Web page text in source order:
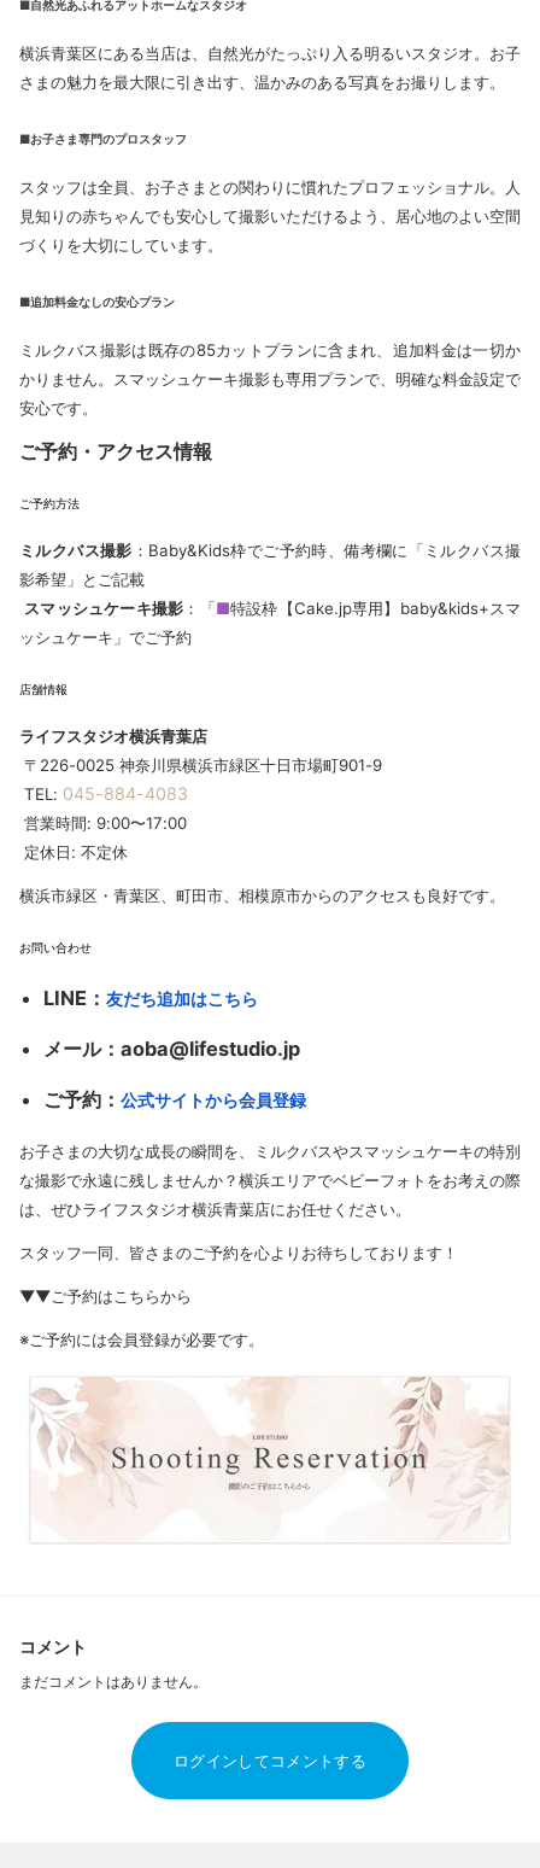
■自然光あふれるアットホームなスタジオ
横浜青葉区にある当店は、自然光がたっぷり入る明るいスタジオ。お子
さまの魅力を最大限に引き出す、温かみのある写真をお撮りします。
■お子さま専門のプロスタッフ
スタッフは全員、お子さまとの関わりに慣れたプロフェッショナル。人
見知りの赤ちゃんでも安心して撮影いただけるよう、居心地のよい空間
づくりを大切にしています。
■追加料金なしの安心プラン
ミルクバス撮影は既存の85カットプランに含まれ、追加料金は一切か
かりません。スマッシュケーキ撮影も専用プランで、明確な料金設定で
安心です。
ご予約・アクセス情報
ご予約方法
ミルクバス撮影 ：Baby&Kids枠でご予約時、備考欄に「ミルクバス撮
影希望」とご記載
スマッシュケーキ撮影 ：「■特設枠【Cake.jp専用】baby&kids+スマ
ッシュケーキ」でご予約
店舗情報
ライフスタジオ横浜青葉店
〒226-0025 神奈川県横浜市緑区十日市場町901-9
TEL: 045-884-4083
営業時間: 9:00〜17:00
定休日: 不定休
横浜市緑区・青葉区、町田市、相模原市からのアクセスも良好です。
お問い合わせ
LINE ： 友だち追加はこちら
メール：aoba@lifestudio.jp
ご予約 ： 公式サイトから会員登録
お子さまの大切な成長の瞬間を、ミルクバスやスマッシュケーキの特別
な撮影で永遠に残しませんか？横浜エリアでベビーフォトをお考えの際
は、ぜひライフスタジオ横浜青葉店にお任せください。
スタッフ一同、皆さまのご予約を心よりお待ちしております！
▼▼ご予約はこちらから
※ご予約には会員登録が必要です。
コメント
まだコメントはありません。
ログインしてコメントする